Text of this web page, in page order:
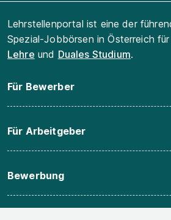
Lehrstellenportal ist eine der
Spezial-Jobbörsen in Österreich für
Lehre und Duales Studium.
Für Bewerber
Für Arbeitgeber
Bewerbung